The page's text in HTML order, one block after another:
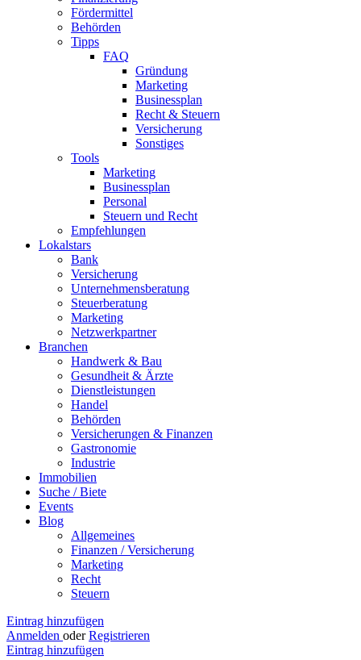
Fördermittel
Behörden
Tipps
FAQ
Gründung
Marketing
Businessplan
Recht & Steuern
Versicherung
Sonstiges
Tools
Marketing
Businessplan​
Personal
Steuern und Recht
Empfehlungen
Lokalstars
Bank
Versicherung
Unternehmensberatung
Steuerberatung
Marketing
Netzwerkpartner
Branchen
Handwerk & Bau
Gesundheit & Ärzte
Dienstleistungen
Handel
Behörden
Versicherungen & Finanzen
Gastronomie
Industrie
Immobilien
Suche / Biete
Events
Blog
Allgemeines
Finanzen / Versicherung
Marketing
Recht
Steuern
Eintrag hinzufügen
Anmelden oder Registrieren
Eintrag hinzufügen